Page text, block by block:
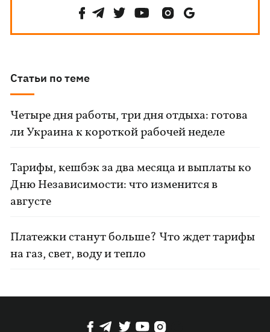
Статьи по теме
Четыре дня работы, три дня отдыха: готова
ли Украина к короткой рабочей неделе
Тарифы, кешбэк за два месяца и выплаты ко
Дню Независимости: что изменится в
августе
Платежки станут больше? Что ждет тарифы
на газ, свет, воду и тепло